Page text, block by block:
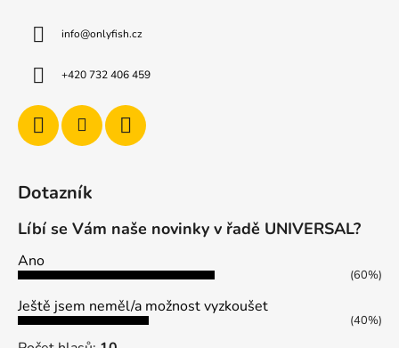
info@onlyfish.cz
+420 732 406 459
Dotazník
Líbí se Vám naše novinky v řadě UNIVERSAL?
Ano
(60%)
Ještě jsem neměl/a možnost vyzkoušet
(40%)